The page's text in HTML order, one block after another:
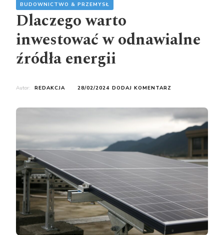
BUDOWNICTWO & PRZEMYSŁ
Dlaczego warto
inwestować w odnawialne
źródła energii
Autor: REDAKCJA 28/02/2024 DODAJ KOMENTARZ
INWESTOWAĆ
W
ODNAWIALNE
ŹRÓDŁA
ENERGII